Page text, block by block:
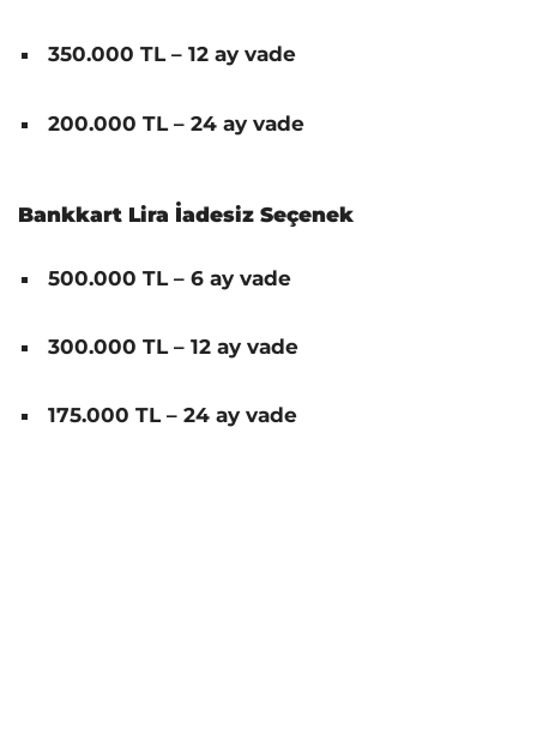
350.000 TL – 12 ay vade
200.000 TL – 24 ay vade
Bankkart Lira İadesiz Seçenek
500.000 TL – 6 ay vade
300.000 TL – 12 ay vade
175.000 TL – 24 ay vade